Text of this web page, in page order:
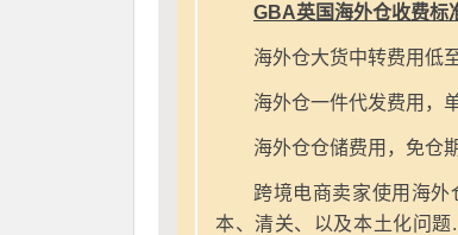
GBA英国海外仓收费标
海外仓大货中转费用低
海外仓一件代发费用，
海外仓仓储费用，免仓
跨境电商卖家使用海
本、清关、以及本土化问